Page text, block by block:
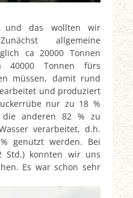
und das wollten wir
allgemeine
ca 20000 Tonnen
40000 Tonnen fürs
müssen, damit rund
und produziert
nur zu 18 %
die anderen 82 % zu
verarbeitet, d.h.
genutzt werden. Bei
Std.) konnten wir uns
Es war schon sehr